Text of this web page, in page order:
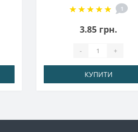
1
3.85 грн.
- +
КУПИТИ